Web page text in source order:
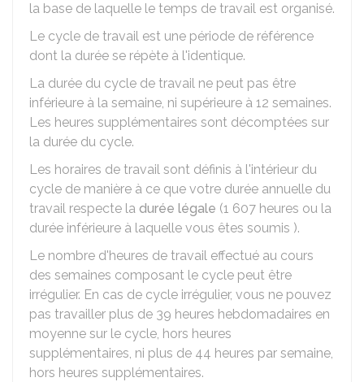
la base de laquelle le temps de travail est organisé.
Le cycle de travail est une période de référence
dont la durée se répète à l'identique.
La durée du cycle de travail ne peut pas être
inférieure à la semaine, ni supérieure à 12 semaines.
Les heures supplémentaires sont décomptées sur
la durée du cycle.
Les horaires de travail sont définis à l'intérieur du
cycle de manière à ce que votre durée annuelle du
travail respecte la durée légale (1 607 heures ou la
durée inférieure à laquelle vous êtes soumis ).
Le nombre d'heures de travail effectué au cours
des semaines composant le cycle peut être
irrégulier. En cas de cycle irrégulier, vous ne pouvez
pas travailler plus de 39 heures hebdomadaires en
moyenne sur le cycle, hors heures
supplémentaires, ni plus de 44 heures par semaine,
hors heures supplémentaires.